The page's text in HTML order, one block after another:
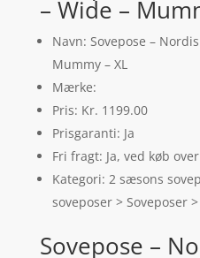
– Wide –
Navn: Sovepose –
Mummy – XL
Mærke:
Pris: Kr. 1199.00
Prisgaranti: Ja
Fri fragt: Ja, ved køb
Kategori: 2 sæsons
soveposer > Soveposer
Sovepose –